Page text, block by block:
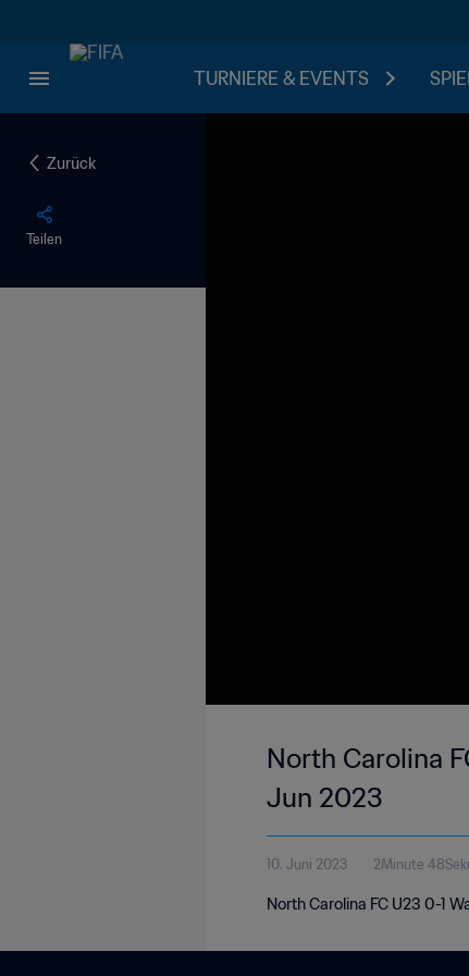
TURNIERE & EVENTS
Zurück
Teilen
North Carolina
Jun 2023
10. Juni 2023 2Minute
North Carolina FC U23 0-1